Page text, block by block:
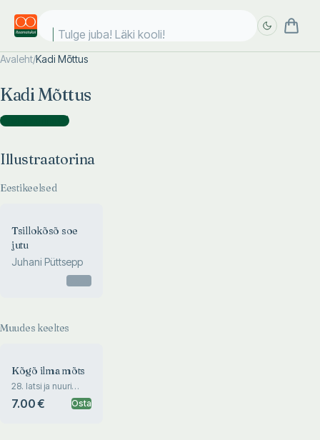
Tulge juba! Läki kooli!
Avaleht/Kadi Mõttus
Kadi Mõttus
Illustraatorina )
Illustraatorina
Eestikeelsed
Tsillokõsõ soe
jutu
Juhani Püttsepp
Muudes keeltes
Kõgõ ilma mõts
28. latsi ja nuuri
võrokeelitside
kirätöie võigõlusõ
7.00 € Osta